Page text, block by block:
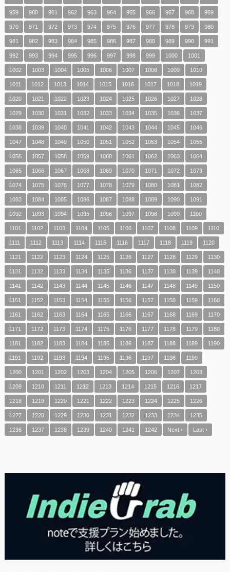
959 960 961 962 963 964 965 966 967 968 969
970 971 972 973 974 975 976 977 978 979 980
981 982 983 984 985 986 987 988 989 990 991
992 993 994 995 996 997 998 999 1000 1001
1002 1003 1004 1005 1006 1007 1008 1009 1010
1011 1012 1013 1014 1015 1016 1017 1018 1019
1020 1021 1022 1023 1024 1025 1026 1027 1028
1029 1030 1031 1032 1033 1034 1035 1036 1037
1038 1039 1040 1041 1042 1043 1044 1045 1046
1047 1048 1049 1050 1051 1052 1053 1054 1055
1056 1057 1058 1059 1060 1061 1062 1063 1064
1065 1066 1067 1068 1069 1070 1071 1072 1073
1074 1075 1076 1077 1078 1079 1080 1081 1082
1083 1084 1085 1086 1087 1088 1089 1090 1091
1092 1093 1094 1095 1096 1097 1098 1099 1100
1101 1102 1103 1104 1105 1106 1107 1108 1109 1110
1111 1112 1113 1114 1115 1116 1117 1118 1119 1120
1121 1122 1123 1124 1125 1126 1127 1128 1129 1130
1131 1132 1133 1134 1135 1136 1137 1138 1139 1140
1141 1142 1143 1144 1145 1146 1147 1148 1149 1150
1151 1152 1153 1154 1155 1156 1157 1158 1159 1160
1161 1162 1163 1164 1165 1166 1167 1168 1169 1170
1171 1172 1173 1174 1175 1176 1177 1178 1179 1180
1181 1182 1183 1184 1185 1186 1187 1188 1189 1190
1191 1192 1193 1194 1195 1196 1197 1198 1199
1200 1201 1202 1203 1204 1205 1206 1207 1208
1209 1210 1211 1212 1213 1214 1215 1216 1217
1218 1219 1220 1221 1222 1223 1224 1225 1226
1227 1228 1229 1230 1231 1232 1233 1234 1235
1236 1237 1238 1239 1240 1241 1242 Next › Last ›